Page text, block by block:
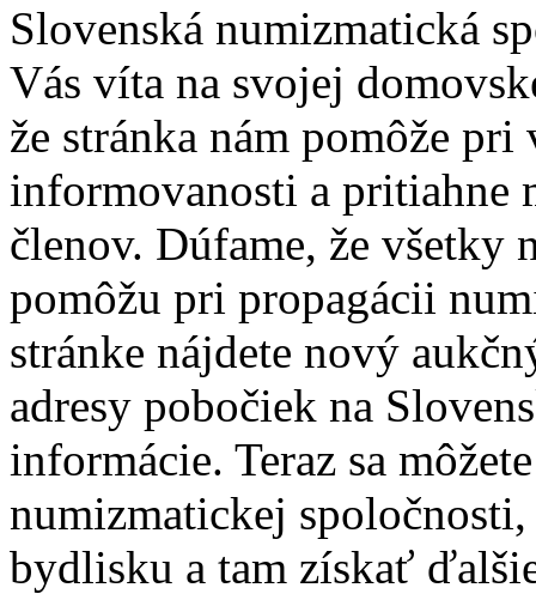
Slovenská numizmatická
Vás víta na svojej
že stránka nám pomôže
informovanosti a pritiahne
členov. Dúfame, že všetky
pomôžu pri propagácii
stránke nájdete nový
adresy pobočiek na
informácie. Teraz sa
numizmatickej
bydlisku a tam získať